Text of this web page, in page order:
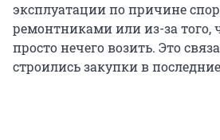
эксплуатации по причине
ремонтниками или из-за того,
просто нечего возить. Это
строились закупки в